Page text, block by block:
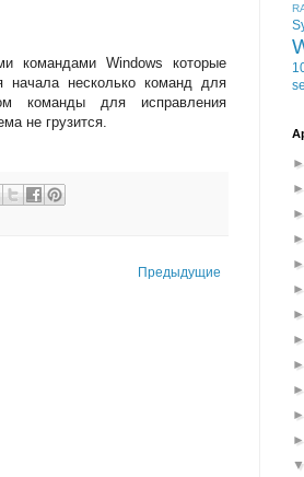
командами Windows которые
начала несколько команд для
команды для исправления
не грузится.
Предыдущие
►
►
►
►
►
►
►
►
►
►
►
►
▼